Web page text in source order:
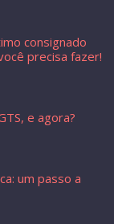
consignado
precisa fazer!
e agora?
um passo a